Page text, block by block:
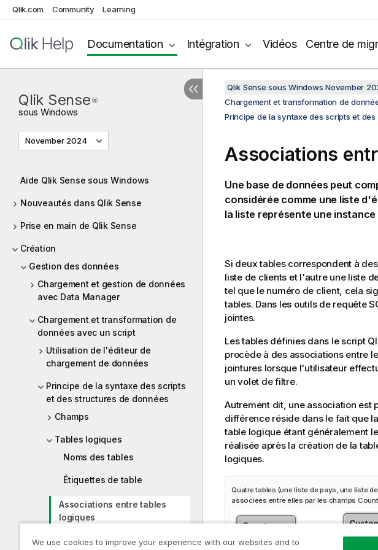
Qlik.com Community Learning
Documentation Intégration Vidéos Centre de
Qlik Sense ®
sous Windows
November 2024
Aide Qlik Sense sous Windows
Nouveautés dans Qlik Sense
Prise en main de Qlik Sense
Création
Gestion des données
Chargement et gestion de données
avec Data Manager
Chargement et transformation de
données avec un script
Utilisation de l'éditeur de
chargement de données
Principe de la syntaxe des scripts
et des structures de données
Champs
Tables logiques
Noms des tables
Étiquettes de table
Associations entre tables
logiques
Clés synthétiques
Qlik Sense sous Windows November
Chargement et transformation de
Principe de la syntaxe des scripts et
Associations
Une base de données peut
considérée comme une liste
la liste représente une
Si deux tables correspondent à
liste de clients et l'autre une liste
tel que le numéro de client, cela
tables. Dans les outils de requête
jointes.
Les tables définies dans le script
procède à des associations entre
jointures lorsque l'utilisateur
un volet de filtre.
Autrement dit, une association est
différence réside dans le fait que
table logique étant généralement
réalisée après la création de la
logiques.
Quatre tables (une liste de pays, une liste
associées entre elles par les champs
We use cookies to improve your experience with our websites and to